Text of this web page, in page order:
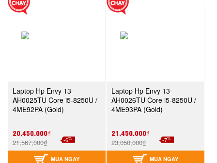
Laptop Hp Envy 13-
AH0025TU Core i5-8250U /
4ME92PA (Gold)
20,450,000₫
21,567,000₫ -6%
MUA NGAY
Laptop Hp Envy 13-
AH0026TU Core i5-8250U /
4ME93PA (Gold)
21,450,000₫
23,050,000₫ -7%
MUA NGAY